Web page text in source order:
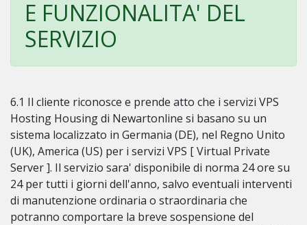
E FUNZIONALITA' DEL
SERVIZIO
6.1 Il cliente riconosce e prende atto che i servizi VPS
Hosting Housing di Newartonline si basano su un
sistema localizzato in Germania (DE), nel Regno Unito
(UK), America (US) per i servizi VPS [ Virtual Private
Server ]. Il servizio sara' disponibile di norma 24 ore su
24 per tutti i giorni dell'anno, salvo eventuali interventi
di manutenzione ordinaria o straordinaria che
potranno comportare la breve sospensione del